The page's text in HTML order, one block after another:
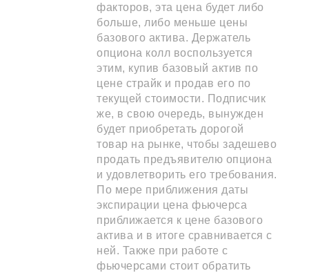
факторов, эта цена будет либо
больше, либо меньше цены
базового актива. Держатель
опциона колл воспользуется
этим, купив базовый актив по
цене страйк и продав его по
текущей стоимости. Подписчик
же, в свою очередь, вынужден
будет приобретать дорогой
товар на рынке, чтобы задешево
продать предъявителю опциона
и удовлетворить его требования.
По мере приближения даты
экспирации цена фьючерса
приближается к цене базового
актива и в итоге сравнивается с
ней. Также при работе с
фьючерсами стоит обратить